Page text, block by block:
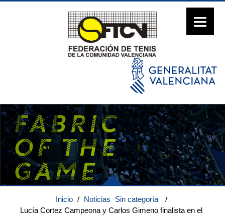
Inicio / Noticias Sin categoría
/
Lucía Cortez Campeona y Carlos Gimeno finalista en el